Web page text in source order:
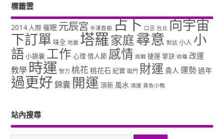
標籤雲
2014 人際 催眠 元辰宮 半澤直樹 占卜 口舌 台北 向宇宙
下訂單 味全 地震 塔羅家庭尋意 對話 小人 小
語小錦囊 工作 心理 情人節 感情 挑戰 捷運 掌訣 收穫 改運
教學 時運 智力 桃花 桃花石 紀實 臨門 財運 貴人 運勢過年
過更好錦囊 開運 頂新 風水 鴻運 黃色小鴨
站內搜尋